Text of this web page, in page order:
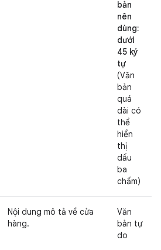
bản
nên
dùng:
dưới
45 ký
tự
(Văn
bản
quá
dài có
thể
hiển
thị
dấu
ba
chấm)
Nội dung mô tả về cửa
hàng.
Văn
bản tự
do